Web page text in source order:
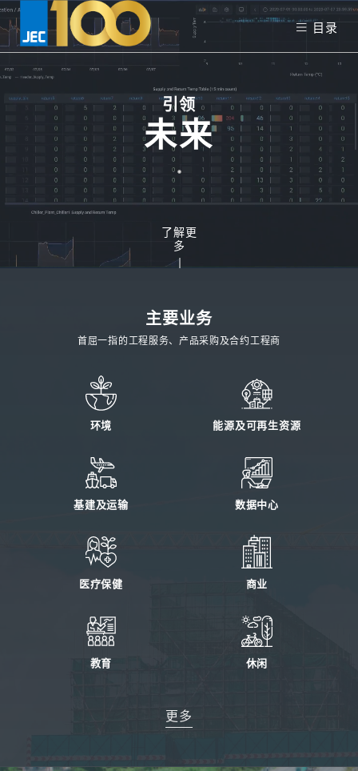
目录
引领
未来
了解更
多
主要业务
首屈一指的工程服务、产品采购及合约工程商
环境 能源及可再生资源
基建及运输 数据中心
医疗保健 商业
教育 休闲
更多